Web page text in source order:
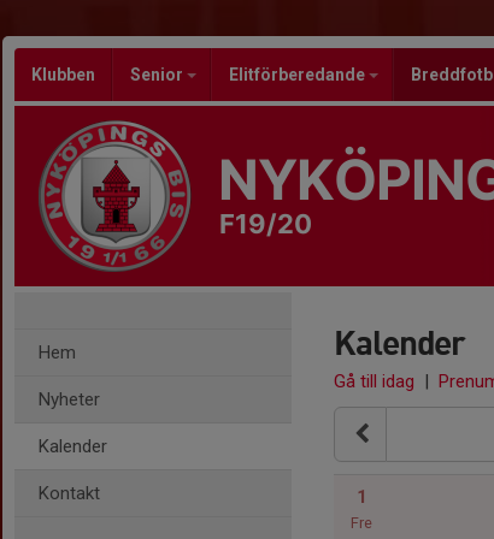
Klubben Senior Elitförberedande
F19/20
Hem
Nyheter
Kalender
Kontakt
Kalender
Gå till idag |
1
Fre